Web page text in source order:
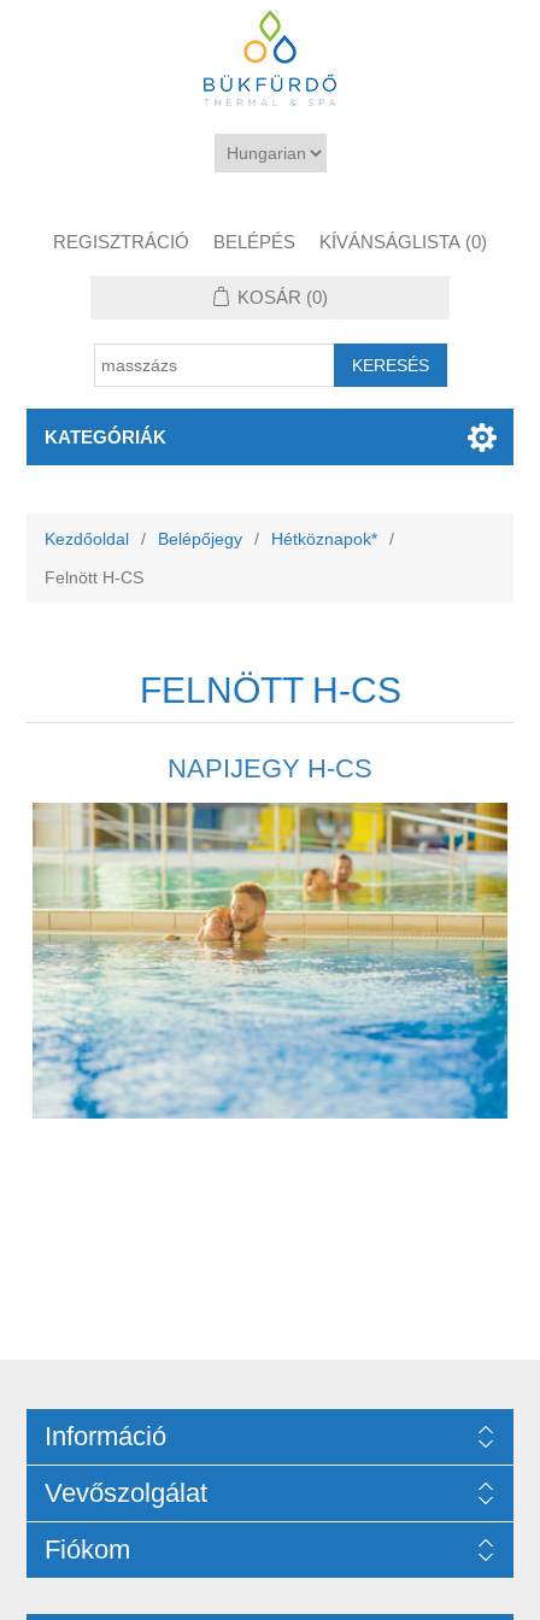
REGISZTRÁCIÓ BELÉPÉS KÍVÁNSÁGLISTA (0)
KOSÁR (0)
KATEGÓRIÁK
Kezdőoldal / Belépőjegy / Hétköznapok*
/
Felnött H-CS
FELNÖTT H-CS
NAPIJEGY H-CS
Információ
Vevőszolgálat
Fiókom